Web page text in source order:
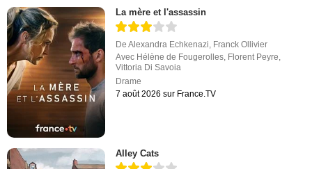
La mère et l'assassin
DeAlexandra Echkenazi Franck Ollivier
Avec Hélène de Fougerolles Florent Peyre
Vittoria Di Savoia
Drame
7 août 2026 sur France.TV
Alley Cats